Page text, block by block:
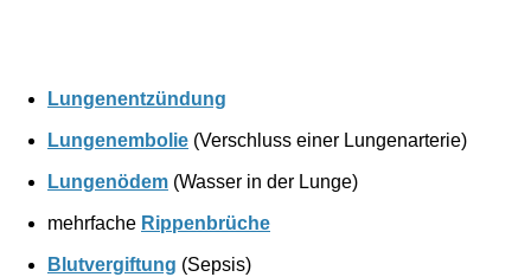
Lungenentzündung
Lungenembolie (Verschluss einer Lungenarterie)
Lungenödem (Wasser in der Lunge)
mehrfache Rippenbrüche
Blutvergiftung (Sepsis)